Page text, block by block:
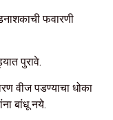
फवारणी
पुरावे.
वीज पडण्याचा धोका
बांधू नये.